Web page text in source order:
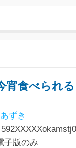
宵食べられ
ずき
子版のみ